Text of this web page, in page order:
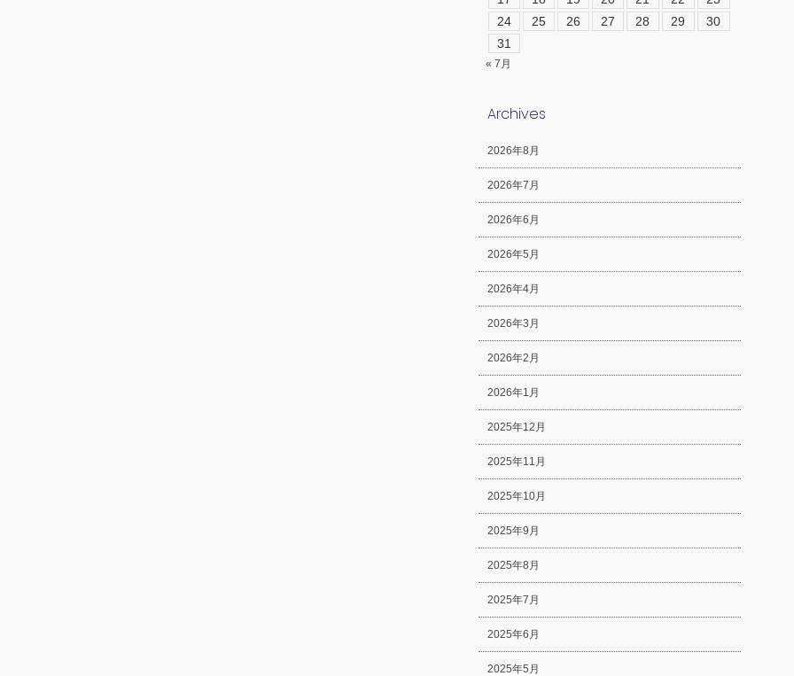
24
25 26 27 28 29
30
31
« 7月
Archives
2026年8月
2026年7月
2026年6月
2026年5月
2026年4月
2026年3月
2026年2月
2026年1月
2025年12月
2025年11月
2025年10月
2025年9月
2025年8月
2025年7月
2025年6月
2025年5月